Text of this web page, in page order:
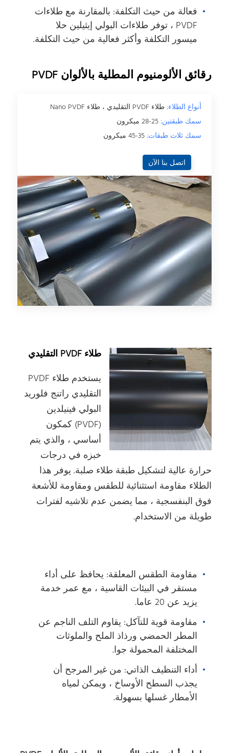
فعالة من حيث التكلفة: بالمقارنة مع طلاءات
PVDF ، توفر طلاءات البولي إيثيلين حلا
ميسور التكلفة وأكثر فعالية من حيث التكلفة.
رقائق الألومنيوم المطلية بالألوان PVDF
أنواع الطلاء: طلاء PVDF التقليدي ، طلاء Nano PVDF
سمك طبقتين: 25-28 ميكرون
سمك ثلاث طبقات: 35-45 ميكرون
اتصل بنا الآن
طلاء PVDF التقليدي
يستخدم طلاء PVDF
التقليدي راتنج فلوريد
البولي فينيلدين
(PVDF) كمكون
أساسي ، والذي يتم
خبزه في درجات
حرارة عالية لتشكيل طبقة طلاء صلبة. يوفر هذا
الطلاء مقاومة استثنائية للطقس ومقاومة للأشعة
فوق البنفسجية ، مما يضمن عدم تلاشيه لفترات
طويلة من الاستخدام.
مقاومة الطقس المعلقة: يحافظ على أداء
مستقر في البيئات القاسية ، مع عمر خدمة
يزيد عن 20 عاما.
مقاومة قوية للتآكل: يقاوم التلف الناجم عن
المطر الحمضي ورذاذ الملح والملوثات
المختلفة المحمولة جوا.
أداء التنظيف الذاتي: من غير المرجح أن
يجذب السطح الأوساخ ، ويمكن لمياه
الأمطار غسلها بسهولة.